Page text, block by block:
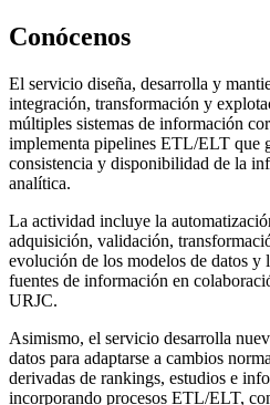
Conócenos
El servicio diseña, desarrolla y
integración, transformación y
múltiples sistemas de información
implementa pipelines ETL/ELT que
consistencia y disponibilidad de la
analítica.
La actividad incluye la
adquisición, validación,
evolución de los modelos de datos y
fuentes de información en
URJC.
Asimismo, el servicio desarrolla
datos para adaptarse a cambios
derivadas de rankings, estudios e
incorporando procesos ETL/ELT,